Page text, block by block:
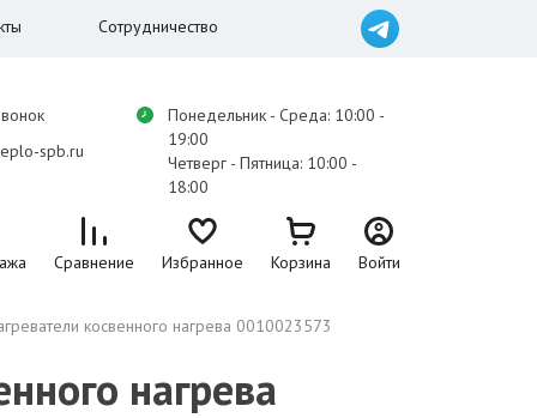
Сотрудничество
spb.ru
Понедельник - Среда: 10:00 -
19:00
Четверг - Пятница: 10:00 -
18:00
Сравнение Избранное Корзина Войти
косвенного нагрева 0010023573
нагрева